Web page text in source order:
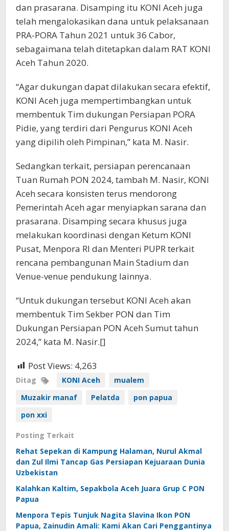
dan prasarana. Disamping itu KONI Aceh juga
telah mengalokasikan dana untuk pelaksanaan
PRA-PORA Tahun 2021 untuk 36 Cabor,
sebagaimana telah ditetapkan dalam RAT KONI
Aceh Tahun 2020.
“Agar dukungan dapat dilakukan secara efektif,
KONI Aceh juga mempertimbangkan untuk
membentuk Tim dukungan Persiapan PORA
Pidie, yang terdiri dari Pengurus KONI Aceh
yang dipilih oleh Pimpinan,” kata M. Nasir.
Sedangkan terkait, persiapan perencanaan
Tuan Rumah PON 2024, tambah M. Nasir, KONI
Aceh secara konsisten terus mendorong
Pemerintah Aceh agar menyiapkan sarana dan
prasarana. Disamping secara khusus juga
melakukan koordinasi dengan Ketum KONI
Pusat, Menpora RI dan Menteri PUPR terkait
rencana pembangunan Main Stadium dan
Venue-venue pendukung lainnya.
“Untuk dukungan tersebut KONI Aceh akan
membentuk Tim Sekber PON dan Tim
Dukungan Persiapan PON Aceh Sumut tahun
2024,” kata M. Nasir.[]
Post Views: 4,263
Ditag KONI Aceh
mualem
Muzakir manaf
Pelatda
pon papua
pon xxi
Posting Terkait
Rehat Sepekan di Kampung Halaman, Nurul Akmal
dan Zul Ilmi Tancap Gas Persiapan Kejuaraan Dunia
Uzbekistan
Kalahkan Kaltim, Sepakbola Aceh Juara Grup C PON
Papua
Menpora Tepis Tunjuk Nagita Slavina Ikon PON
Papua, Zainudin Amali: Kami Akan Cari Penggantinya